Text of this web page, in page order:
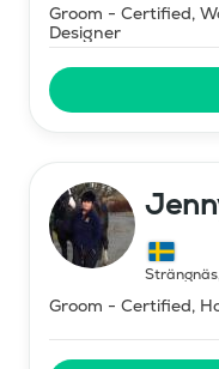
Groom - Certified,
Designer
Strängnäs,
Groom - Certified,